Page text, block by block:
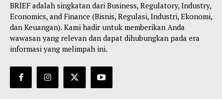
BRIEF adalah singkatan dari Business, Regulatory, Industry,
Economics, and Finance (Bisnis, Regulasi, Industri, Ekonomi,
dan Keuangan). Kami hadir untuk memberikan Anda
wawasan yang relevan dan dapat dihubungkan pada era
informasi yang melimpah ini.